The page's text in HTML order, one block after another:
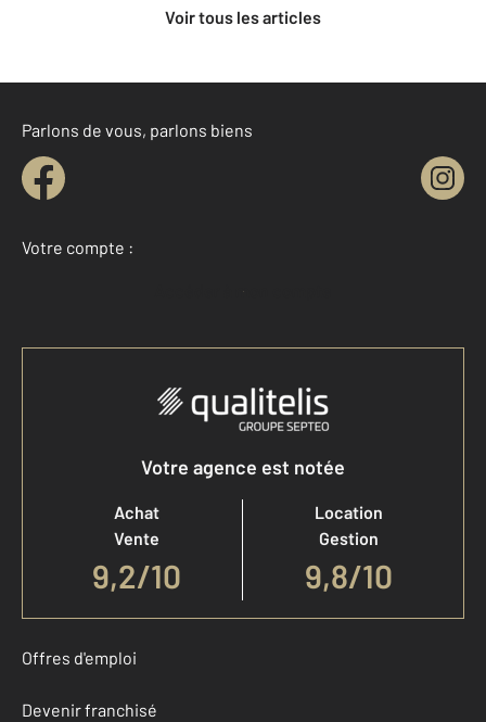
Voir tous les articles
Parlons de vous, parlons biens
Votre compte :
Accéder à mon compte
Votre agence est notée
Achat
Vente
9,2/10
Location
Gestion
9,8/10
Offres d'emploi
Devenir franchisé